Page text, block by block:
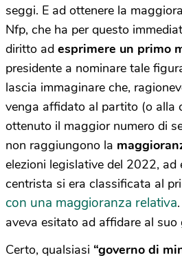
seggi. E ad ottenere la
Nfp, che ha per questo
diritto ad esprimere un primo
presidente a nominare tale
lascia immaginare che,
venga affidato al partito (o alla
ottenuto il maggior numero di
non raggiungono la
elezioni legislative del 2022, ad
centrista si era classificata al
con una maggioranza relativa
aveva esitato ad affidare al suo
Certo, qualsiasi “governo di